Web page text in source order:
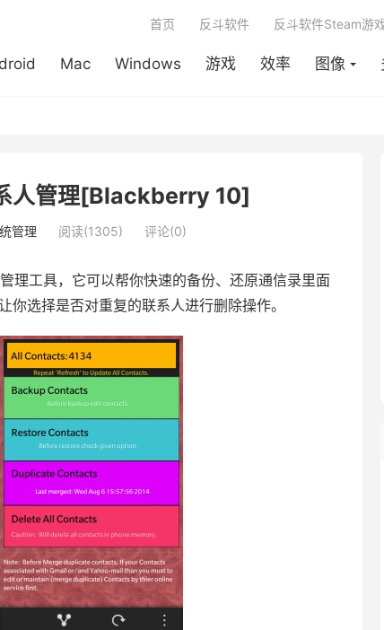
Mac Windows 游戏 效率 图像
首页 反斗软件 反斗软件Steam游
人管理[Blackberry 10]
管理 阅读(1305) 评论(0)
理工具，它可以帮你快速的备份、还原通信录里面
选择是否对重复的联系人进行删除操作。